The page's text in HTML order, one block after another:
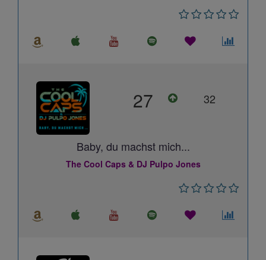
27 32
Baby, du machst mich...
The Cool Caps & DJ Pulpo Jones